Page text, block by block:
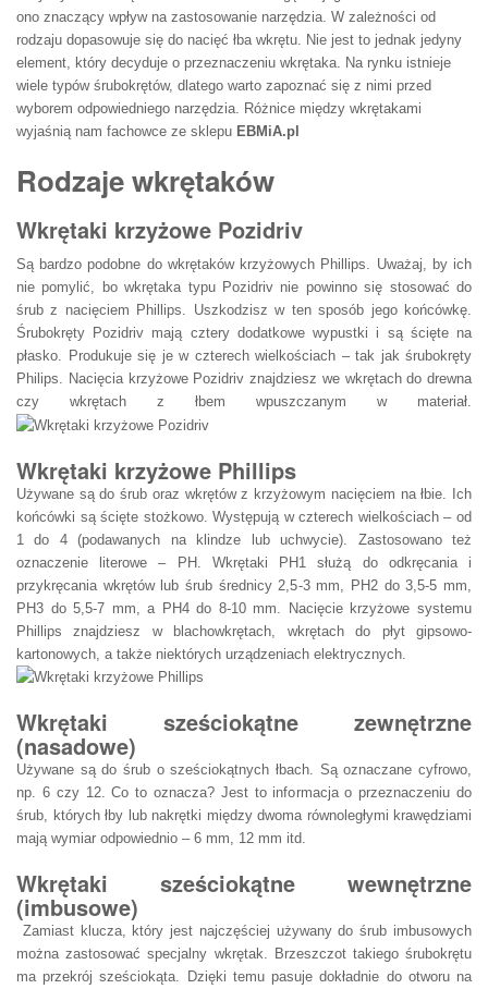
ono znaczący wpływ na zastosowanie narzędzia. W zależności od
rodzaju dopasowuje się do nacięć łba wkrętu. Nie jest to jednak jedyny
element, który decyduje o przeznaczeniu wkrętaka. Na rynku istnieje
wiele typów śrubokrętów, dlatego warto zapoznać się z nimi przed
wyborem odpowiedniego narzędzia. Różnice między wkrętakami
wyjaśnią nam fachowce ze sklepu EBMiA.pl
Rodzaje wkrętaków
Wkrętaki krzyżowe Pozidriv
Są bardzo podobne do wkrętaków krzyżowych Phillips. Uważaj, by ich
nie pomylić, bo wkrętaka typu Pozidriv nie powinno się stosować do
śrub z nacięciem Phillips. Uszkodzisz w ten sposób jego końcówkę.
Śrubokręty Pozidriv mają cztery dodatkowe wypustki i są ścięte na
płasko. Produkuje się je w czterech wielkościach – tak jak śrubokręty
Philips. Nacięcia krzyżowe Pozidriv znajdziesz we wkrętach do drewna
czy wkrętach z łbem wpuszczanym w materiał.
Wkrętaki krzyżowe Phillips
Używane są do śrub oraz wkrętów z krzyżowym nacięciem na łbie. Ich
końcówki są ścięte stożkowo. Występują w czterech wielkościach – od
1 do 4 (podawanych na klindze lub uchwycie). Zastosowano też
oznaczenie literowe – PH. Wkrętaki PH1 służą do odkręcania i
przykręcania wkrętów lub śrub średnicy 2,5-3 mm, PH2 do 3,5-5 mm,
PH3 do 5,5-7 mm, a PH4 do 8-10 mm. Nacięcie krzyżowe systemu
Phillips znajdziesz w blachowkrętach, wkrętach do płyt gipsowo-
kartonowych, a także niektórych urządzeniach elektrycznych.
Wkrętaki sześciokątne zewnętrzne
(nasadowe)
Używane są do śrub o sześciokątnych łbach. Są oznaczane cyfrowo,
np. 6 czy 12. Co to oznacza? Jest to informacja o przeznaczeniu do
śrub, których łby lub nakrętki między dwoma równoległymi krawędziami
mają wymiar odpowiednio – 6 mm, 12 mm itd.
Wkrętaki sześciokątne wewnętrzne
(imbusowe)
Zamiast klucza, który jest najczęściej używany do śrub imbusowych
można zastosować specjalny wkrętak. Brzeszczot takiego śrubokrętu
ma przekrój sześciokąta. Dzięki temu pasuje dokładnie do otworu na